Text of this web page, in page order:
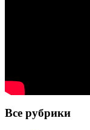
Все рубрики